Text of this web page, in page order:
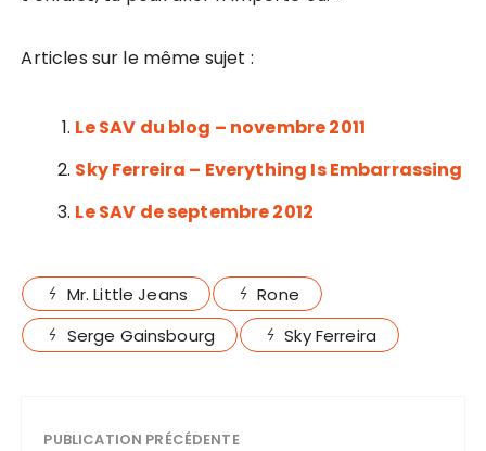
Articles sur le même sujet :
Le SAV du blog – novembre 2011
Sky Ferreira – Everything Is Embarrassing
Le SAV de septembre 2012
Mr. Little Jeans
Rone
Serge Gainsbourg
Sky Ferreira
PUBLICATION PRÉCÉDENTE